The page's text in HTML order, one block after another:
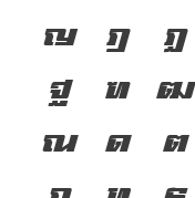
ญ ฎ ฏ
ฐ ฑ ฒ
ณ ด ต